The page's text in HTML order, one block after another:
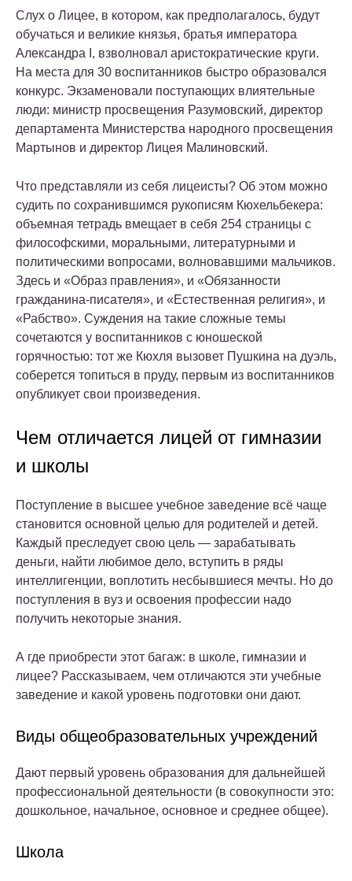
Слух о Лицее, в котором, как предполагалось, будут
обучаться и великие князья, братья императора
Александра I, взволновал аристократические круги.
На места для 30 воспитанников быстро образовался
конкурс. Экзаменовали поступающих влиятельные
люди: министр просвещения Разумовский, директор
департамента Министерства народного просвещения
Мартынов и директор Лицея Малиновский.
Что представляли из себя лицеисты? Об этом можно
судить по сохранившимся рукописям Кюхельбекера:
объемная тетрадь вмещает в себя 254 страницы с
философскими, моральными, литературными и
политическими вопросами, волновавшими мальчиков.
Здесь и «Образ правления», и «Обязанности
гражданина-писателя», и «Естественная религия», и
«Рабство». Суждения на такие сложные темы
сочетаются у воспитанников с юношеской
горячностью: тот же Кюхля вызовет Пушкина на дуэль,
соберется топиться в пруду, первым из воспитанников
опубликует свои произведения.
Чем отличается лицей от гимназии
и школы
Поступление в высшее учебное заведение всё чаще
становится основной целью для родителей и детей.
Каждый преследует свою цель — зарабатывать
деньги, найти любимое дело, вступить в ряды
интеллигенции, воплотить несбывшиеся мечты. Но до
поступления в вуз и освоения профессии надо
получить некоторые знания.
А где приобрести этот багаж: в школе, гимназии и
лицее? Рассказываем, чем отличаются эти учебные
заведение и какой уровень подготовки они дают.
Виды общеобразовательных учреждений
Дают первый уровень образования для дальнейшей
профессиональной деятельности (в совокупности это:
дошкольное, начальное, основное и среднее общее).
Школа